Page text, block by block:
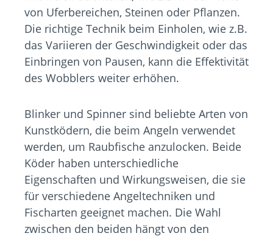
von Uferbereichen, Steinen oder Pflanzen.
Die richtige Technik beim Einholen, wie z.B.
das Variieren der Geschwindigkeit oder das
Einbringen von Pausen, kann die Effektivität
des Wobblers weiter erhöhen.
Blinker und Spinner sind beliebte Arten von
Kunstködern, die beim Angeln verwendet
werden, um Raubfische anzulocken. Beide
Köder haben unterschiedliche
Eigenschaften und Wirkungsweisen, die sie
für verschiedene Angeltechniken und
Fischarten geeignet machen. Die Wahl
zwischen den beiden hängt von den